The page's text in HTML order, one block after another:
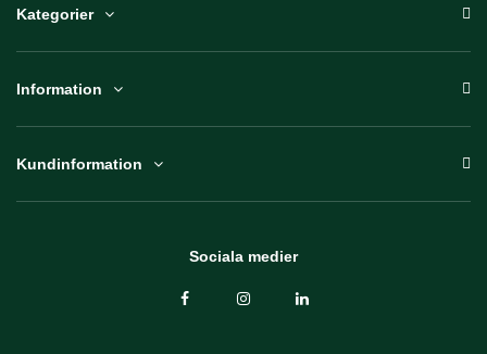
Kategorier
Information
Kundinformation
Sociala medier